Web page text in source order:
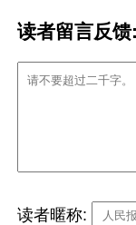
读者留言反馈:
读者暱称: